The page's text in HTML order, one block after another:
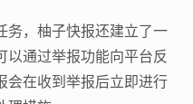
务，柚子快报还建立了一
以通过举报功能向平台反
会在收到举报后立即进行